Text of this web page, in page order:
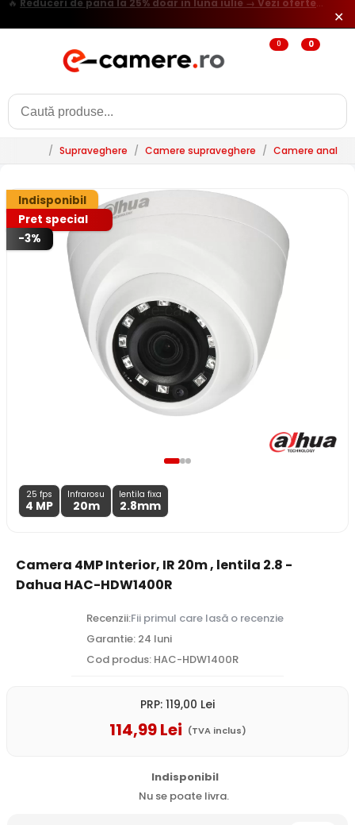
✕
0 0
/ Supraveghere / Camere supraveghere / Camere
Indisponibil
Pret special
-3%
25 fps
4 MP
Infrarosu
20m
lentila fixa
2.8mm
Camera 4MP Interior, IR 20m , lentila 2.8 -
Dahua HAC-HDW1400R
Recenzii:Fii primul care lasă o recenzie
Garantie: 24 luni
Cod produs: HAC-HDW1400R
PRP: 119,00 Lei
114,99Lei (TVA inclus)
Indisponibil
Nu se poate livra.